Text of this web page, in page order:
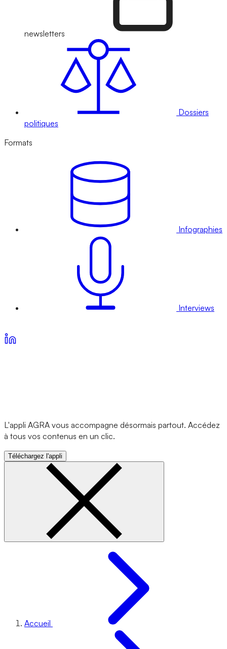
newsletters
Dossiers
politiques
Formats
Infographies
Interviews
L'appli AGRA vous accompagne désormais partout. Accédez
à tous vos contenus en un clic.
Téléchargez l'appli
Accueil